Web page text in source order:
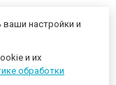
магазин ©
настройки и
и их
обработки